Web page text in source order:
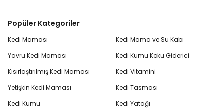
Popüler Kategoriler
Kedi Maması
Yavru Kedi Maması
Kısırlaştırılmış Kedi Maması
Yetişkin Kedi Maması
Kedi Kumu
Kedi Mama ve Su Kabı
Kedi Kumu Koku Giderici
Kedi Vitamini
Kedi Tasması
Kedi Yatağı